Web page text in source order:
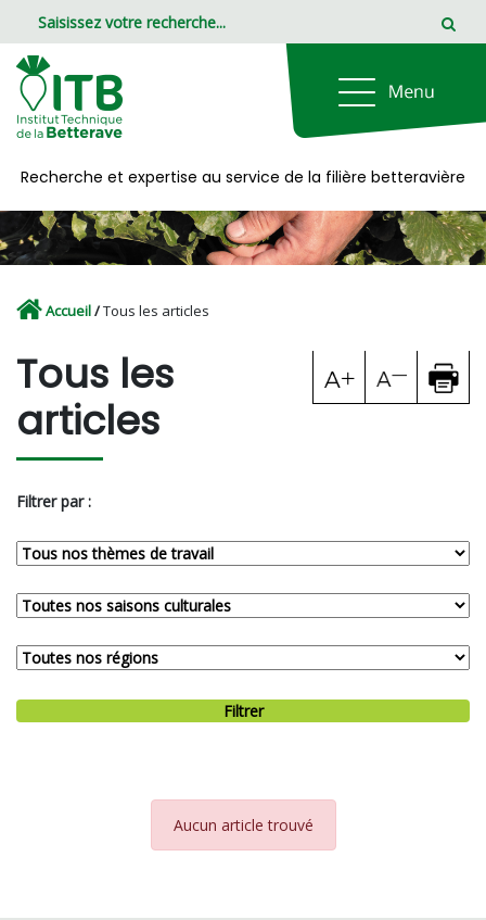
Recherche et expertise au service de la filière betteravière
Accueil/Tous les articles
Tous les
articles
Filtrer par :
Filtrer
Aucun article trouvé
Panneau de gestion des cookies